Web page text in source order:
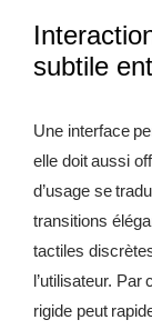
subtile
Une interface
elle doit aussi
d’usage se
transitions
tactiles
l’utilisateur.
rigide peut